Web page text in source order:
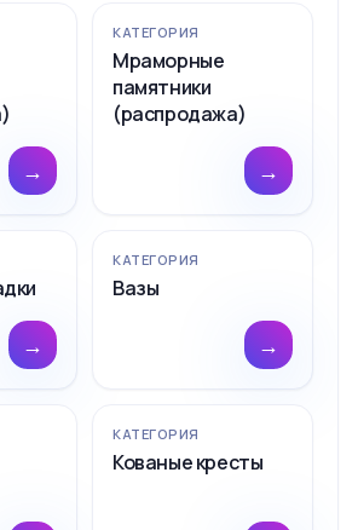
→
КАТЕГОРИЯ
Мраморные
памятники
(распродажа)
→
→
КАТЕГОРИЯ
Вазы
→
КАТЕГОРИЯ
Кованые кресты